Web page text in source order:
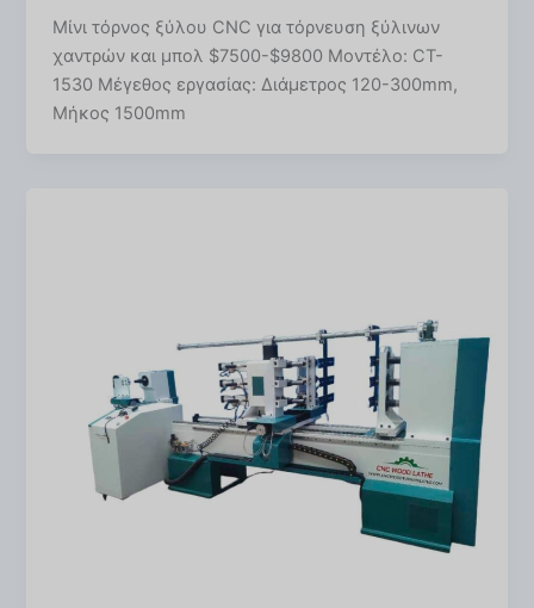
Μίνι τόρνος ξύλου CNC για τόρνευση ξύλινων
χαντρών και μπολ $7500-$9800 Μοντέλο: CT-
1530 Μέγεθος εργασίας: Διάμετρος 120-300mm,
Μήκος 1500mm